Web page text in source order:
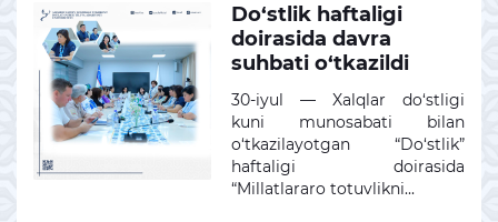
Do‘stlik haftaligi
doirasida davra
suhbati o‘tkazildi
30-iyul — Xalqlar do‘stligi
kuni munosabati bilan
o‘tkazilayotgan “Do‘stlik”
haftaligi doirasida
“Millatlararo totuvlikni...